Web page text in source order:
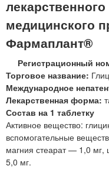
в
а
и
я
«
М
А
Т
Е
Р
И
н
о
в
а
к
и
с
л
о
т
а
т
медицинского
Фармаплант®
Регистрационный
Торговое название:
Международное
Лекарственная форма:
Состав на 1 таблетку
Активное вещество:
вспомогательные
магния стеарат — 1,0 мг,
5,0 мг.